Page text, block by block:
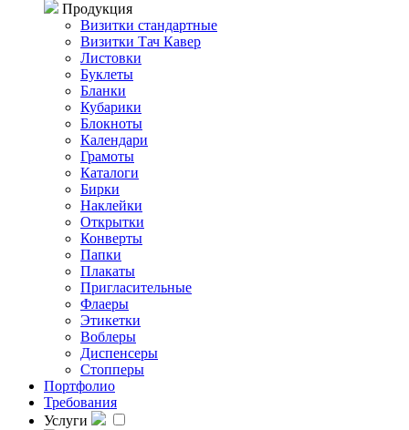
Продукция
Визитки стандартные
Визитки Тач Кавер
Листовки
Буклеты
Бланки
Кубарики
Блокноты
Календари
Грамоты
Каталоги
Бирки
Наклейки
Открытки
Конверты
Папки
Плакаты
Пригласительные
Флаеры
Этикетки
Воблеры
Диспенсеры
Стопперы
Портфолио
Требования
Услуги